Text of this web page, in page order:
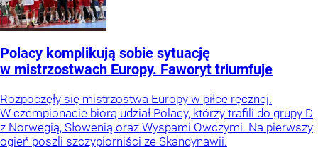
Polacy komplikują sobie sytuację
w mistrzostwach Europy. Faworyt triumfuje
Rozpoczęły się mistrzostwa Europy w piłce ręcznej.
W czempionacie biorą udział Polacy, którzy trafili do grupy D
z Norwegią, Słowenią oraz Wyspami Owczymi. Na pierwszy
ogień poszli szczypiorniści ze Skandynawii.